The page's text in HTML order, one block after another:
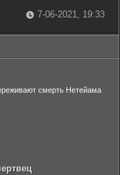
7-06-2021, 19:33
смерть Нетейама